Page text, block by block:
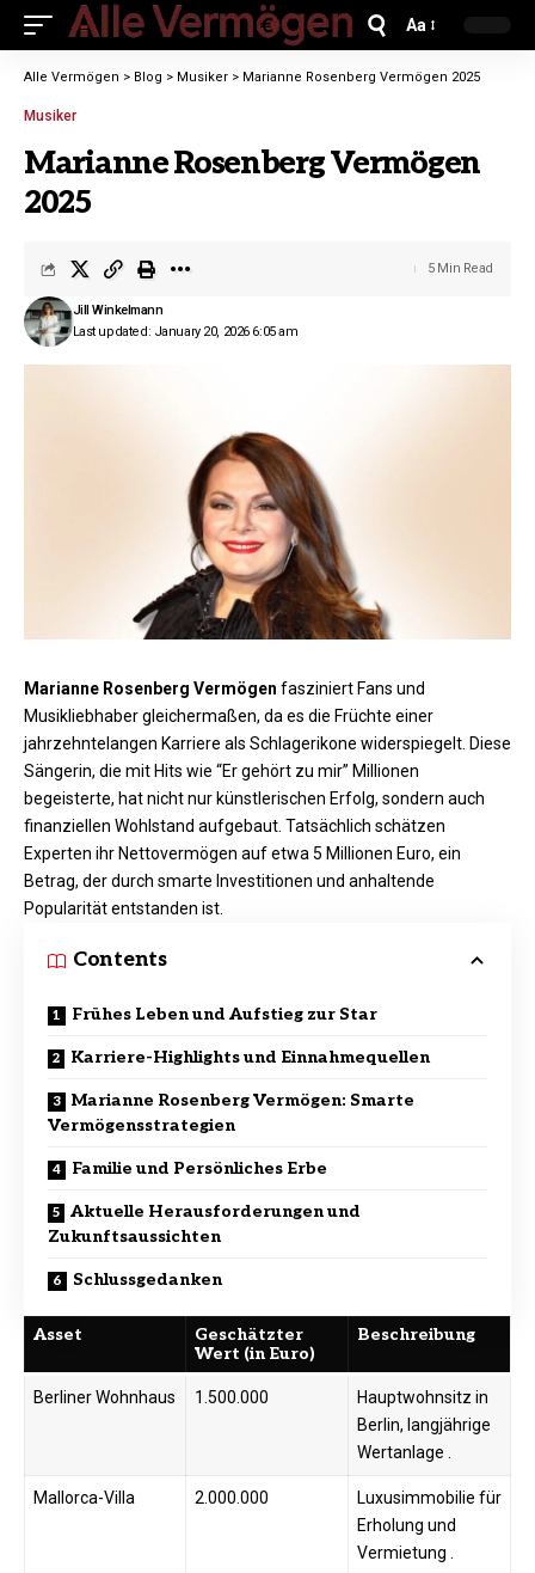
Aa
Alle Vermögen > Blog > Musiker > Marianne Rosenberg Vermögen 2025
Musiker
Marianne Rosenberg Vermögen
2025
Last updated: January 20, 2026 6:05 am
Jill Winkelmann
5 Min Read
Marianne Rosenberg Vermögen fasziniert Fans und
Musikliebhaber gleichermaßen, da es die Früchte einer
jahrzehntelangen Karriere als Schlagerikone widerspiegelt. Diese
Sängerin, die mit Hits wie “Er gehört zu mir” Millionen
begeisterte, hat nicht nur künstlerischen Erfolg, sondern auch
finanziellen Wohlstand aufgebaut. Tatsächlich schätzen
Experten ihr Nettovermögen auf etwa 5 Millionen Euro, ein
Betrag, der durch smarte Investitionen und anhaltende
Popularität entstanden ist.​
Contents
Frühes Leben und Aufstieg zur Star
Karriere-Highlights und Einnahmequellen
Marianne Rosenberg Vermögen: Smarte
Vermögensstrategien
Familie und Persönliches Erbe
Aktuelle Herausforderungen und
Zukunftsaussichten
Schlussgedanken
Asset
Geschätzter
Wert (in Euro)
Beschreibung
Berliner Wohnhaus 1.500.000
Hauptwohnsitz in
Berlin, langjährige
Wertanlage ​.
Mallorca-Villa 2.000.000
Luxusimmobilie für
Erholung und
Vermietung ​.